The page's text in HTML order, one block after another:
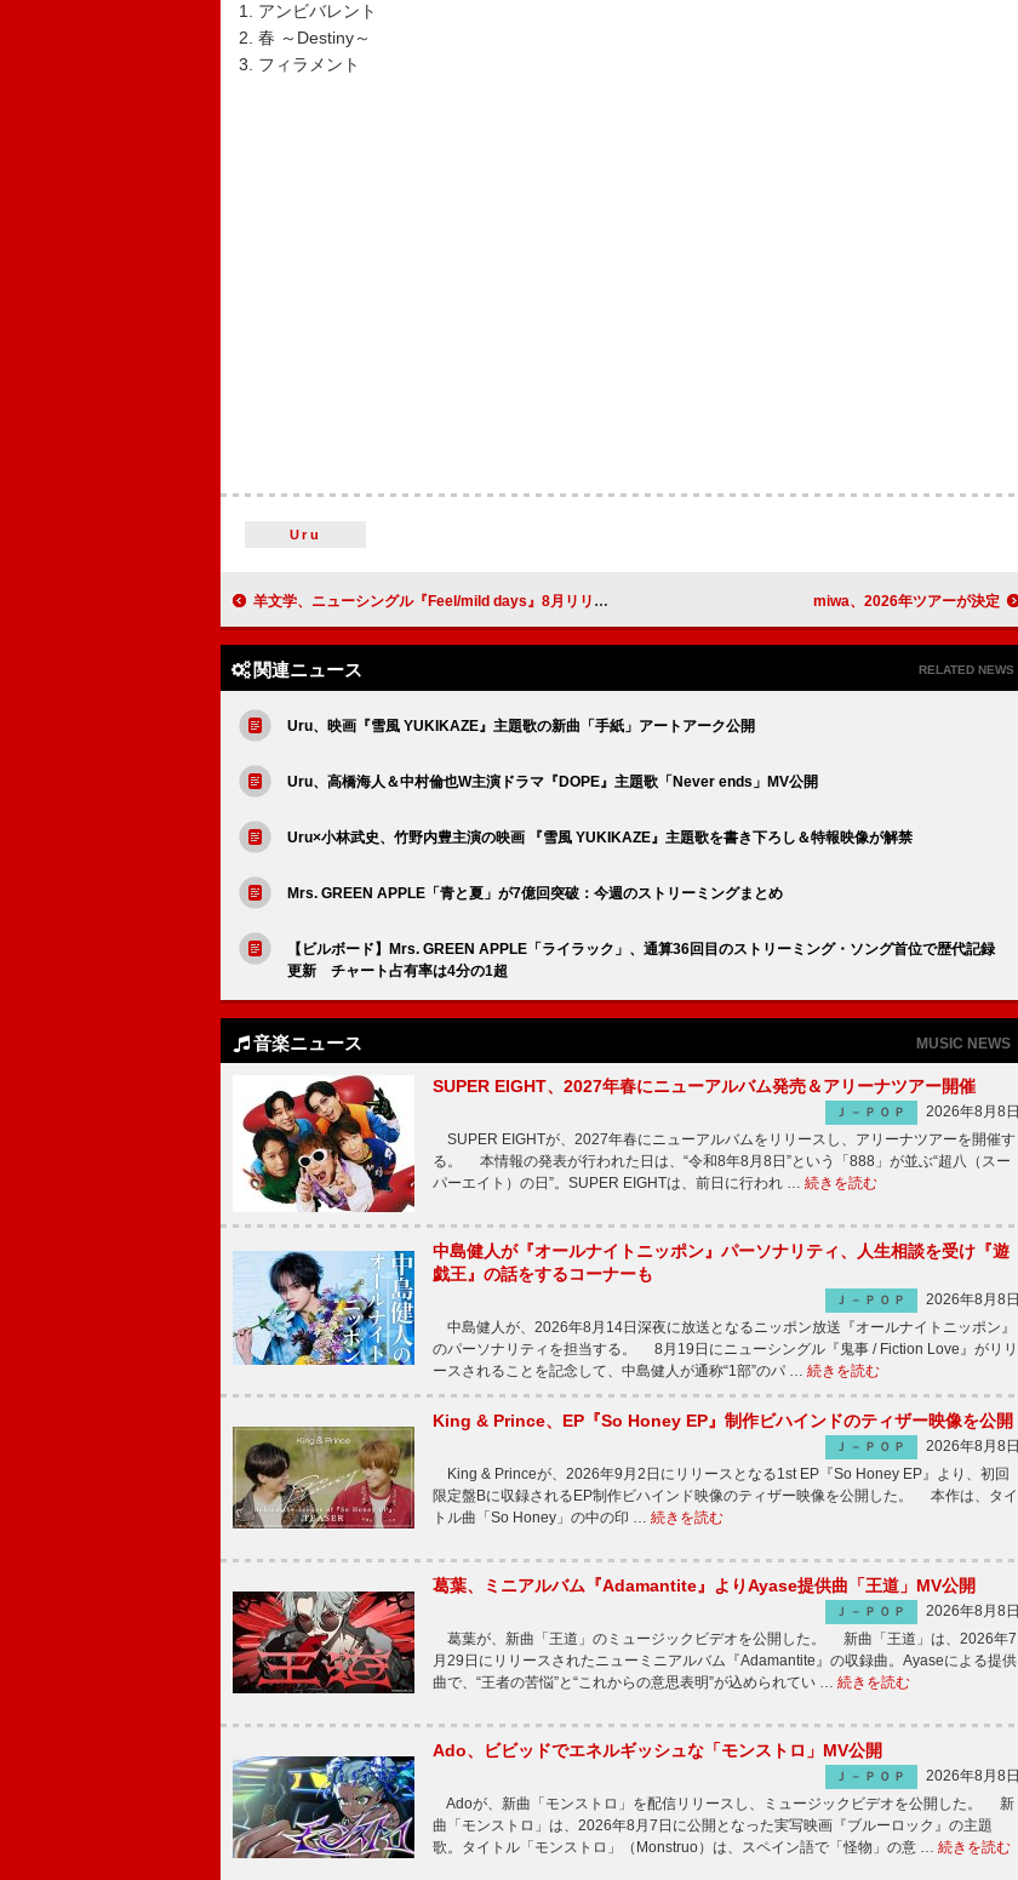
1. アンビバレント
2. 春 ～Destiny～
3. フィラメント
Uru
羊文学、ニューシングル『Feel/mild days』8月リリース miwa、2026年ツアーが決定
関連ニュース RELATED NEWS
Uru、映画『雪風 YUKIKAZE』主題歌の新曲「手紙」アートアーク公開
Uru、高橋海人＆中村倫也W主演ドラマ『DOPE』主題歌「Never ends」MV公開
Uru×小林武史、竹野内豊主演の映画 『雪風 YUKIKAZE』主題歌を書き下ろし＆特報映像が解禁
Mrs. GREEN APPLE「青と夏」が7億回突破：今週のストリーミングまとめ
【ビルボード】Mrs. GREEN APPLE「ライラック」、通算36回目のストリーミング・ソング首位で歴代記録
更新 チャート占有率は4分の1超
音楽ニュース MUSIC NEWS
SUPER EIGHT、2027年春にニューアルバム発売＆アリーナツアー開催
Ｊ－ＰＯＰ
2026年8月8日
SUPER EIGHTが、2027年春にニューアルバムをリリースし、アリーナツアーを開催す
る。 本情報の発表が行われた日は、“令和8年8月8日”という「888」が並ぶ“超八（スー
パーエイト）の日”。SUPER EIGHTは、前日に行われ … 続きを読む
中島健人が『オールナイトニッポン』パーソナリティ、人生相談を受け『遊
戯王』の話をするコーナーも
Ｊ－ＰＯＰ
2026年8月8日
中島健人が、2026年8月14日深夜に放送となるニッポン放送『オールナイトニッポン』
のパーソナリティを担当する。 8月19日にニューシングル『鬼事 / Fiction Love』がリリ
ースされることを記念して、中島健人が通称“1部”のパ … 続きを読む
King & Prince、EP『So Honey EP』制作ビハインドのティザー映像を公開
Ｊ－ＰＯＰ
2026年8月8日
King & Princeが、2026年9月2日にリリースとなる1st EP『So Honey EP』より、初回
限定盤Bに収録されるEP制作ビハインド映像のティザー映像を公開した。 本作は、タイ
トル曲「So Honey」の中の印 … 続きを読む
葛葉、ミニアルバム『Adamantite』よりAyase提供曲「王道」MV公開
Ｊ－ＰＯＰ
2026年8月8日
葛葉が、新曲「王道」のミュージックビデオを公開した。 新曲「王道」は、2026年7
月29日にリリースされたニューミニアルバム『Adamantite』の収録曲。Ayaseによる提供
曲で、“王者の苦悩”と“これからの意思表明”が込められてい … 続きを読む
Ado、ビビッドでエネルギッシュな「モンストロ」MV公開
Ｊ－ＰＯＰ
2026年8月8日
Adoが、新曲「モンストロ」を配信リリースし、ミュージックビデオを公開した。 新
曲「モンストロ」は、2026年8月7日に公開となった実写映画『ブルーロック』の主題
歌。タイトル「モンストロ」（Monstruo）は、スペイン語で「怪物」の意 … 続きを読む